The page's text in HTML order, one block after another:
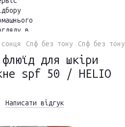
Спф без тону Спф без
для шкіри
spf 50 / HELIO
Написати відгук